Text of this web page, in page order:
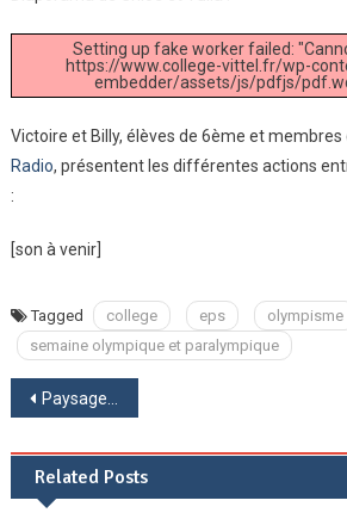
Setting up fake worker failed:
https://www.college-vittel.fr/wp-
embedder/assets/js/pdfjs/
Victoire et Billy, élèves de 6ème et membres
Radio, présentent les différentes actions
:
[son à venir]
Tagged college eps olympisme
semaine olympique et paralympique
Navigation
de
l’article
Paysages de sous-jungle : travaux de 5ème en arts plastiques
Related Posts